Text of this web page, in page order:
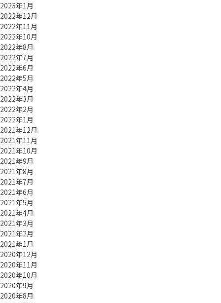
2023年1月
2022年12月
2022年11月
2022年10月
2022年8月
2022年7月
2022年6月
2022年5月
2022年4月
2022年3月
2022年2月
2022年1月
2021年12月
2021年11月
2021年10月
2021年9月
2021年8月
2021年7月
2021年6月
2021年5月
2021年4月
2021年3月
2021年2月
2021年1月
2020年12月
2020年11月
2020年10月
2020年9月
2020年8月